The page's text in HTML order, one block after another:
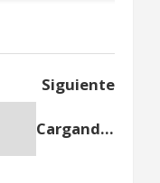
Siguiente
Cargando siguiente...